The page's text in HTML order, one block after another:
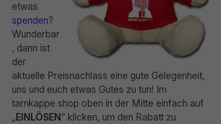
etwas
spenden?
Wunderbar
, dann ist
der
aktuelle Preisnachlass eine gute Gelegenheit,
uns und euch etwas Gutes zu tun! Im
tarnkappe shop oben in der Mitte einfach auf
„EINLÖSEN“ klicken, um den Rabatt zu